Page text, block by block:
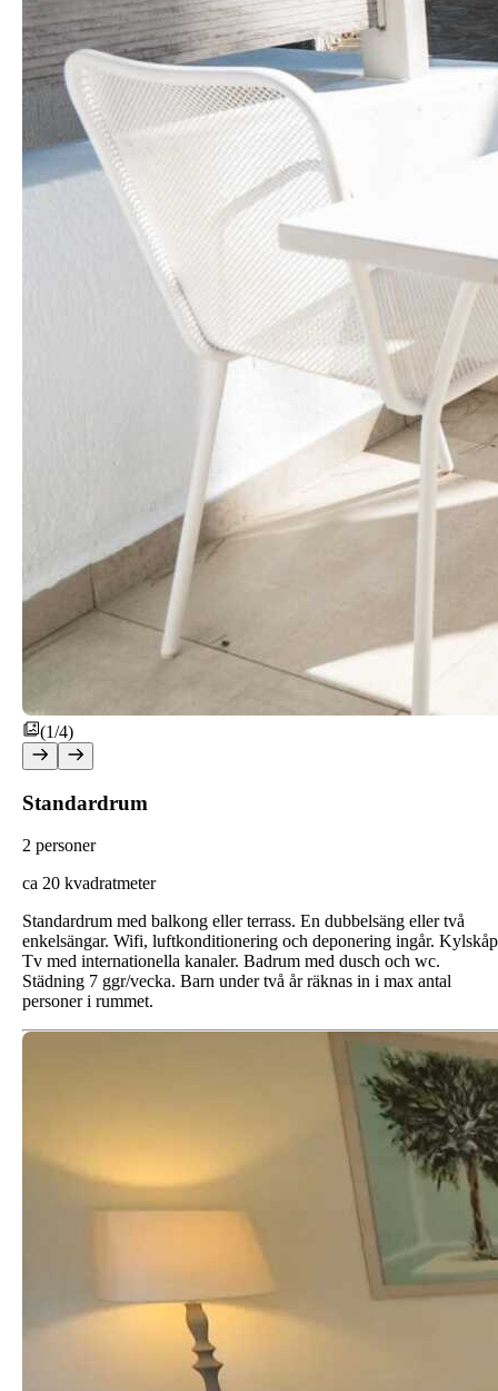
(1/4)
Standardrum
2 personer
ca 20 kvadratmeter
Standardrum med balkong eller terrass. En dubbelsäng eller två
enkelsängar. Wifi, luftkonditionering och deponering ingår.
Tv med internationella kanaler. Badrum med dusch och wc.
Städning 7 ggr/vecka. Barn under två år räknas in i max antal
personer i rummet.